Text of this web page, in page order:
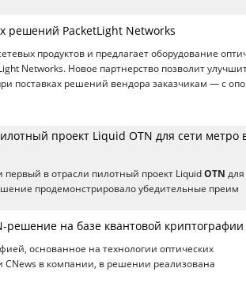
решений PacketLight Networks
продуктов и предлагает оборудование
Networks. Новое партнерство позволит
поставках решений вендора заказчикам — с
проект Liquid OTN для сети метро
в отрасли пилотный проект LiquidOTN для
продемонстрировало убедительные преим
решение на базе квантовой криптографии
основанное на технологии оптических
CNews в компании, в решении реализована